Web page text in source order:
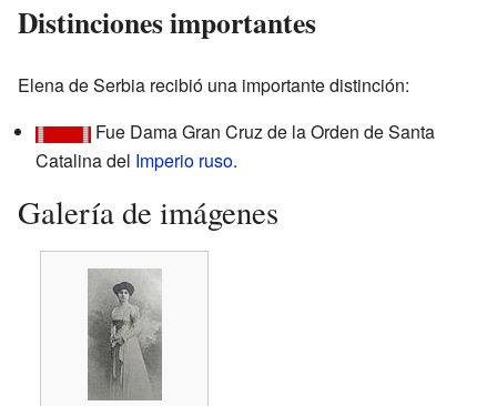
Distinciones importantes
Elena de Serbia recibió una importante distinción:
Fue Dama Gran Cruz de la Orden de Santa
Catalina del Imperio ruso.
Galería de imágenes